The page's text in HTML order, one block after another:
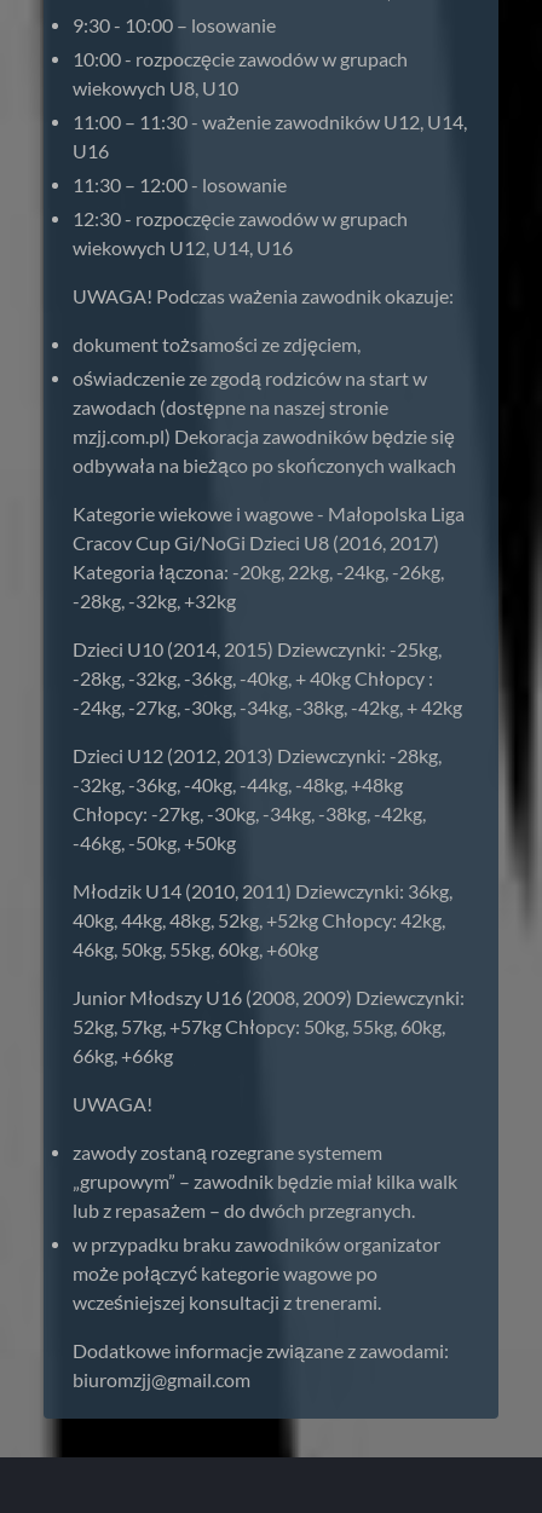
9:30 - 10:00 – losowanie
10:00 - rozpoczęcie zawodów w grupach
wiekowych U8, U10
11:00 – 11:30 - ważenie zawodników U12, U14,
U16
11:30 – 12:00 - losowanie
12:30 - rozpoczęcie zawodów w grupach
wiekowych U12, U14, U16
UWAGA! Podczas ważenia zawodnik okazuje:
dokument tożsamości ze zdjęciem,
oświadczenie ze zgodą rodziców na start w
zawodach (dostępne na naszej stronie
mzjj.com.pl) Dekoracja zawodników będzie się
odbywała na bieżąco po skończonych walkach
Kategorie wiekowe i wagowe - Małopolska Liga
Cracov Cup Gi/NoGi Dzieci U8 (2016, 2017)
Kategoria łączona: -20kg, 22kg, -24kg, -26kg,
-28kg, -32kg, +32kg
Dzieci U10 (2014, 2015) Dziewczynki: -25kg,
-28kg, -32kg, -36kg, -40kg, + 40kg Chłopcy :
-24kg, -27kg, -30kg, -34kg, -38kg, -42kg, + 42kg
Dzieci U12 (2012, 2013) Dziewczynki: -28kg,
-32kg, -36kg, -40kg, -44kg, -48kg, +48kg
Chłopcy: -27kg, -30kg, -34kg, -38kg, -42kg,
-46kg, -50kg, +50kg
Młodzik U14 (2010, 2011) Dziewczynki: 36kg,
40kg, 44kg, 48kg, 52kg, +52kg Chłopcy: 42kg,
46kg, 50kg, 55kg, 60kg, +60kg
Junior Młodszy U16 (2008, 2009) Dziewczynki:
52kg, 57kg, +57kg Chłopcy: 50kg, 55kg, 60kg,
66kg, +66kg
UWAGA!
zawody zostaną rozegrane systemem
„grupowym” – zawodnik będzie miał kilka walk
lub z repasażem – do dwóch przegranych.
w przypadku braku zawodników organizator
może połączyć kategorie wagowe po
wcześniejszej konsultacji z trenerami.
Dodatkowe informacje związane z zawodami:
biuromzjj@gmail.com